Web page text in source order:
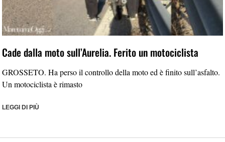
Cade dalla moto sull’Aurelia. Ferito un motociclista
GROSSETO. Ha perso il controllo della moto ed è finito sull’asfalto.
Un motociclista è rimasto
LEGGI DI PIÙ